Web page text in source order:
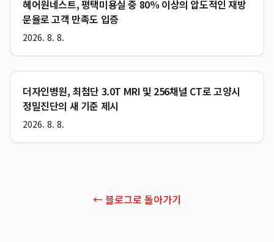
헤어원네스트, 평택미용실 중 80% 이상의 압도적인 재방
문율로 고객 만족도 입증
2026. 8. 8.
더자인병원, 최첨단 3.0T MRI 및 256채널 CT로 고양시
정밀진단의 새 기준 제시
2026. 8. 8.
← 블로그로 돌아가기